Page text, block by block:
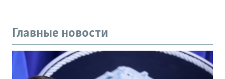
Главные новости